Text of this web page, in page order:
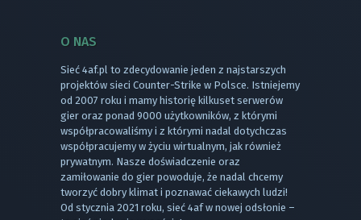
O NAS
Sieć 4af.pl to zdecydowanie jeden z najstarszych
projektów sieci Counter-Strike w Polsce. Istniejemy
od 2007 roku i mamy historię kilkuset serwerów
gier oraz ponad 9000 użytkowników, z którymi
współpracowaliśmy i z którymi nadal dotychczas
współpracujemy w życiu wirtualnym, jak również
prywatnym. Nasze doświadczenie oraz
zamiłowanie do gier powoduje, że nadal chcemy
tworzyć dobry klimat i poznawać ciekawych ludzi!
Od stycznia 2021 roku, sieć 4af w nowej odsłonie –